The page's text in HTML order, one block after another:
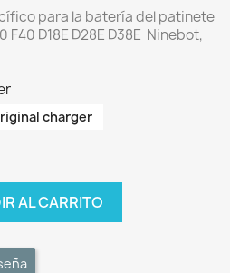
para la batería del patinete
D18E D28E D38E Ninebot,
charger
AL CARRITO